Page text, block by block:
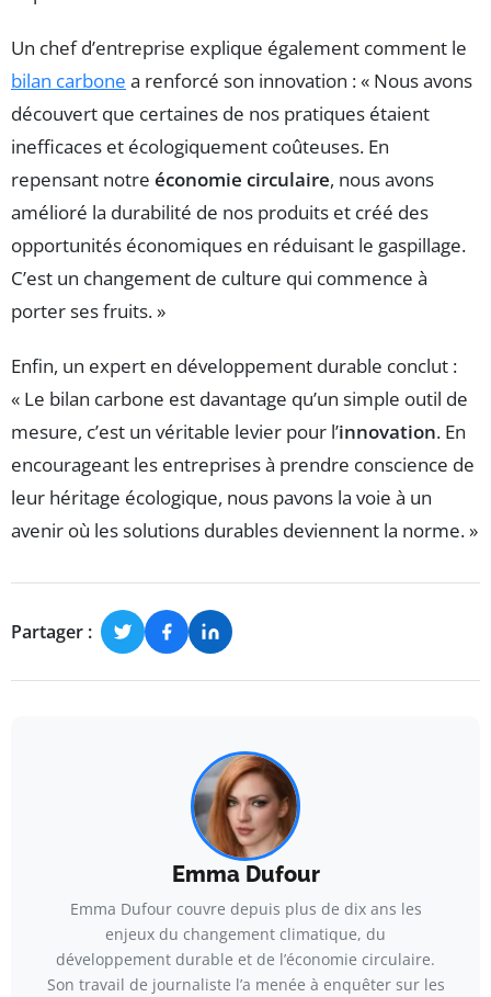
Un chef d’entreprise explique également comment le
bilan carbone a renforcé son innovation : « Nous avons
découvert que certaines de nos pratiques étaient
inefficaces et écologiquement coûteuses. En
repensant notre économie circulaire, nous avons
amélioré la durabilité de nos produits et créé des
opportunités économiques en réduisant le gaspillage.
C’est un changement de culture qui commence à
porter ses fruits. »
Enfin, un expert en développement durable conclut :
« Le bilan carbone est davantage qu’un simple outil de
mesure, c’est un véritable levier pour l’innovation. En
encourageant les entreprises à prendre conscience de
leur héritage écologique, nous pavons la voie à un
avenir où les solutions durables deviennent la norme. »
Partager :
Emma Dufour
Emma Dufour couvre depuis plus de dix ans les
enjeux du changement climatique, du
développement durable et de l’économie circulaire.
Son travail de journaliste l’a menée à enquêter sur les